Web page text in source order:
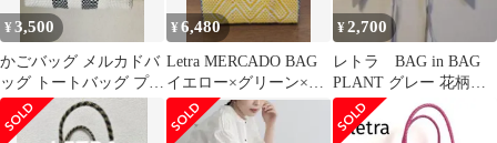
¥3,500
かごバッグ メルカドバ
ッグ トートバッグ プラ
スチック製 インポー
ト
¥6,480
Letra MERCADO BAG
イエロー×グリーン×ホ
ワイト XSサイズ
¥2,700
レトラ BAG in BAG
PLANT グレー 花柄プ
リント